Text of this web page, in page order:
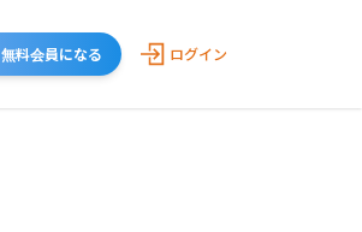
無料会員になる ログイン